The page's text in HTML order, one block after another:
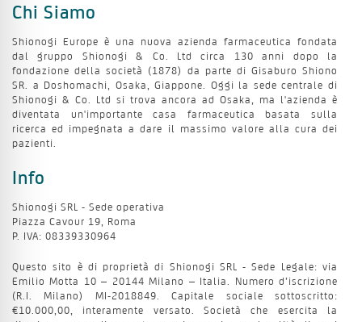
Gambe
Prurito intimo
Secchezza
Chi Siamo
Shionogi Europe è una nuova azienda farmaceutica fondata
dal gruppo Shionogi & Co. Ltd circa 130 anni dopo la
fondazione della società (1878) da parte di Gisaburo Shiono
SR. a Doshomachi, Osaka, Giappone. Oggi la sede centrale di
Shionogi & Co. Ltd si trova ancora ad Osaka, ma l'azienda è
diventata un'importante casa farmaceutica basata sulla
ricerca ed impegnata a dare il massimo valore alla cura dei
pazienti.
Info
Shionogi SRL - Sede operativa
Piazza Cavour 19, Roma
P. IVA: 08339330964
Questo sito è di proprietà di Shionogi SRL - Sede Legale: via
Emilio Motta 10 – 20144 Milano – Italia. Numero d’iscrizione
(R.I. Milano) MI-2018849. Capitale sociale sottoscritto:
€10.000,00, interamente versato. Società che esercita la